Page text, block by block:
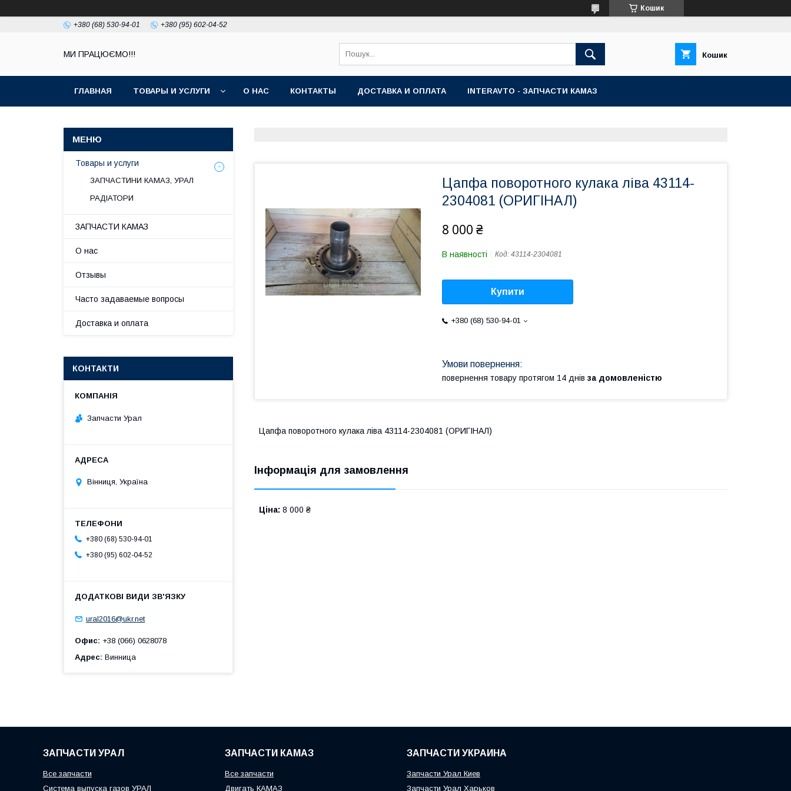
Кошик
+380 (68) 530-94-01 +380 (95) 602-04-52
МИ ПРАЦЮЄМО!!! Кошик
ГЛАВНАЯ ТОВАРЫ И УСЛУГИ О НАС КОНТАКТЫ ДОСТАВКА И ОПЛАТА INTERAVTO - ЗАПЧАСТИ КАМАЗ
Цапфа поворотного кулака ліва 43114-
2304081 (ОРИГІНАЛ)
8 000 ₴
В наявності Код: 43114-2304081
Купити
+380 (68) 530-94-01
повернення товару протягом 14 днів за домовленістю
Цапфа поворотного кулака ліва 43114-2304081 (ОРИГІНАЛ)
Інформація для замовлення
Ціна: 8 000 ₴
Товары и услуги
ЗАПЧАСТИНИ КАМАЗ, УРАЛ
РАДІАТОРИ
ЗАПЧАСТИ КАМАЗ
О нас
Отзывы
Часто задаваемые вопросы
Доставка и оплата
КОНТАКТИ
Запчасти Урал
Вінниця, Україна
+380 (68) 530-94-01
+380 (95) 602-04-52
ural2016@ukr.net
Офис +38 (066) 0628078
Адрес Винница
ЗАПЧАСТИ УРАЛ
Все запчасти
Система выпуска газов УРАЛ
ЗАПЧАСТИ КАМАЗ
Все запчасти
Двигать КАМАЗ
ЗАПЧАСТИ УКРАИНА
Запчасти Урал Киев
Запчасти Урал Харьков